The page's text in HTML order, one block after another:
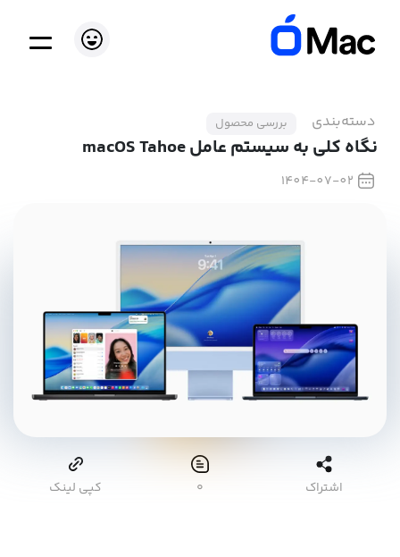
دسته‌بندی بررسی محصول
نگاه کلی به سیستم عامل macOS Tahoe
1404-07-02
اشتراک ۰ کپی لینک